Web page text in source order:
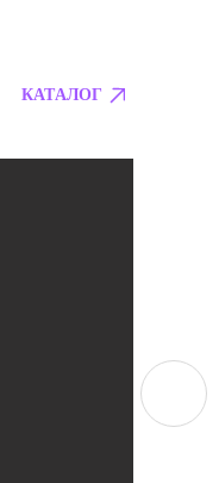
КАТАЛОГ